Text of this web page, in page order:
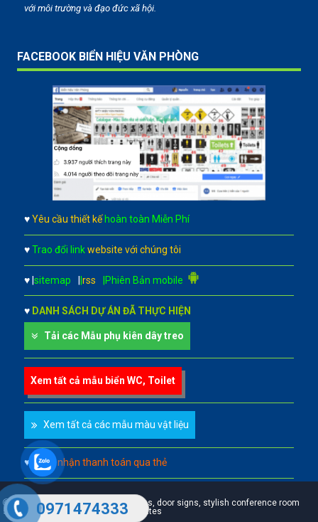
0971474333
với môi trường và đạo đức xã hội.
FACEBOOK BIỂN HIỆU VĂN PHÒNG
♥ Yêu cầu thiết kế hoàn toàn Miễn Phí
♥ Trao đổi link website với chúng tôi
♥ |sitemap |rss |Phiên Bản mobile
♥ DANH SÁCH DỰ ÁN ĐÃ THỰC HIỆN
Tải các Mẫu phụ kiên dây treo
Xem tất cả mẫu biển WC, Toilet
Xem tất cả các mẫu màu vật liệu
♥ Chấp nhận thanh toán qua thẻ
A leader in professional office signs, door signs, stylish conference room
signs, custom door signs & name plates